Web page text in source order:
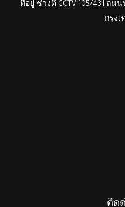
ที่อยู่ ช่างตี๋ CCTV 105/431 ถ
กรุงเ
ติด